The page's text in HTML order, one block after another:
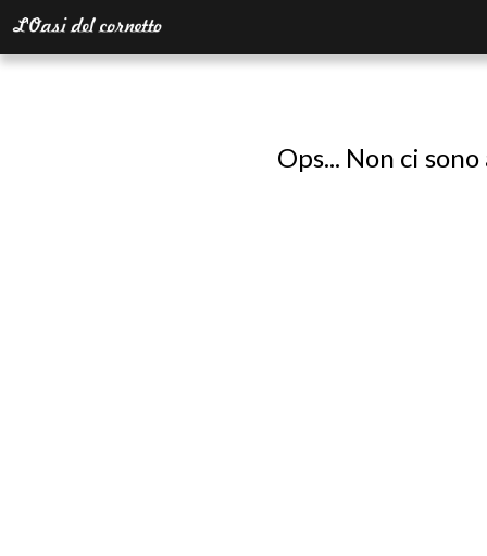
Ops... Non ci